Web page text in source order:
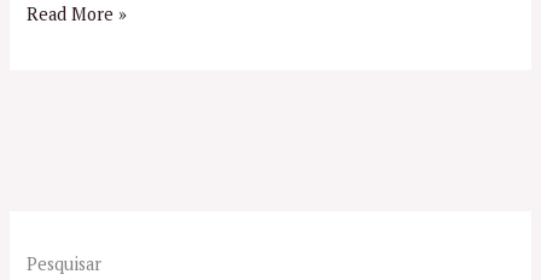
Read More »
Pesquisar